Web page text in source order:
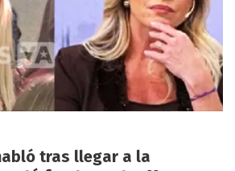
tras llegar a la